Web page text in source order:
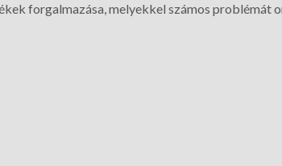
forgalmazása, melyekkel számos problémát